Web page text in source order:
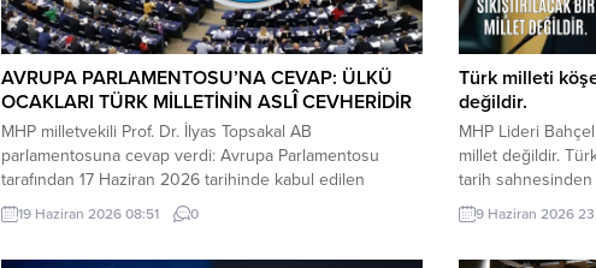
AVRUPA PARLAMENTOSU’NA CEVAP: ÜLKÜ
OCAKLARI TÜRK MİLLETİNİN ASLÎ CEVHERİDİR
MHP milletvekili Prof. Dr. İlyas Topsakal AB
parlamentosuna cevap verdi: Avrupa Parlamentosu
tarafından 17 Haziran 2026 tarihinde kabul edilen
Türkiye Raporu, teknik bir ilerleme belgesi olmaktan
ziyade, Türkiye-AB ilişkilerinin gerilimli fay hatlarını
19 Haziran 2026 08:51 0
Türk milleti
değildir.
MHP Lideri
millet değildir.
tarih
ham hayaller
sıkıştırılacak,
9 Haziran 2026